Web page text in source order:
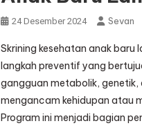
24 Desember 2024 Sevan
Skrining kesehatan anak baru
langkah preventif yang
gangguan metabolik, genetik,
mengancam kehidupan atau
Program ini menjadi bagian